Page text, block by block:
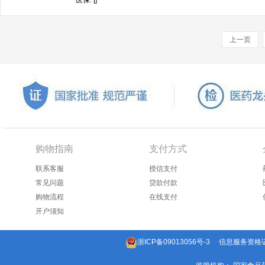
上一页
购物指南
联系客服
常见问题
购物流程
开户须知
支付方式
授信支付
贷款付款
在线支付
浙ICP备09013056号-3 信息服务资格